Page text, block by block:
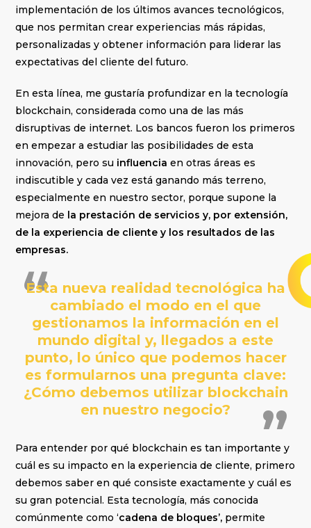
implementación de los últimos avances tecnológicos,
que nos permitan crear experiencias más rápidas,
personalizadas y obtener información para liderar las
expectativas del cliente del futuro.
En esta línea, me gustaría profundizar en la tecnología
blockchain, considerada como una de las más
disruptivas de internet. Los bancos fueron los primeros
en empezar a estudiar las posibilidades de esta
innovación, pero su influencia en otras áreas es
indiscutible y cada vez está ganando más terreno,
especialmente en nuestro sector, porque supone la
mejora de la prestación de servicios y, por extensión,
de la experiencia de cliente y los resultados de las
empresas.
Esta nueva realidad tecnológica ha
cambiado el modo en el que
gestionamos la información en el
mundo digital y, llegados a este
punto, lo único que podemos hacer
es formularnos una pregunta clave:
¿Cómo debemos utilizar blockchain
en nuestro negocio?
Para entender por qué blockchain es tan importante y
cuál es su impacto en la experiencia de cliente, primero
debemos saber en qué consiste exactamente y cuál es
su gran potencial. Esta tecnología, más conocida
comúnmente como ‘cadena de bloques’, permite